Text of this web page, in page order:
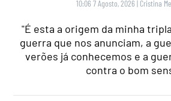
10:06 7 Agosto, 2026 | Cristina
"É esta a origem da minha
guerra que nos anunciam, a
verões já conhecemos e a
contra o bom